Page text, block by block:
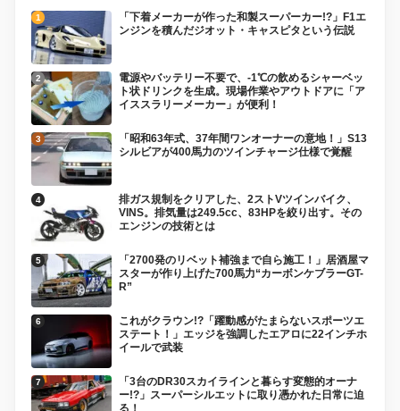
「下着メーカーが作った和製スーパーカー!?」F1エ
ンジンを積んだジオット・キャスピタという伝説
電源やバッテリー不要で、-1℃の飲めるシャーベッ
ト状ドリンクを生成。現場作業やアウトドアに「ア
イススラリーメーカー」が便利！
「昭和63年式、37年間ワンオーナーの意地！」S13
シルビアが400馬力のツインチャージ仕様で覚醒
排ガス規制をクリアした、2ストVツインバイク、
VINS。排気量は249.5cc、83HPを絞り出す。その
エンジンの技術とは
「2700発のリベット補強まで自ら施工！」居酒屋マ
スターが作り上げた700馬力“カーボンケブラーGT-
R”
これがクラウン!?「躍動感がたまらないスポーツエ
ステート！」エッジを強調したエアロに22インチホ
イールで武装
「3台のDR30スカイラインと暮らす変態的オーナ
ー!?」スーパーシルエットに取り憑かれた日常に迫